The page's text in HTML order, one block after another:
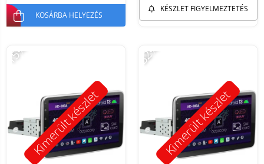
KOSÁRBA HELYEZÉS
KÉSZLET FIGYELMEZTETÉS
Kimerült készlet
-15%
Kimerült készlet
-32%